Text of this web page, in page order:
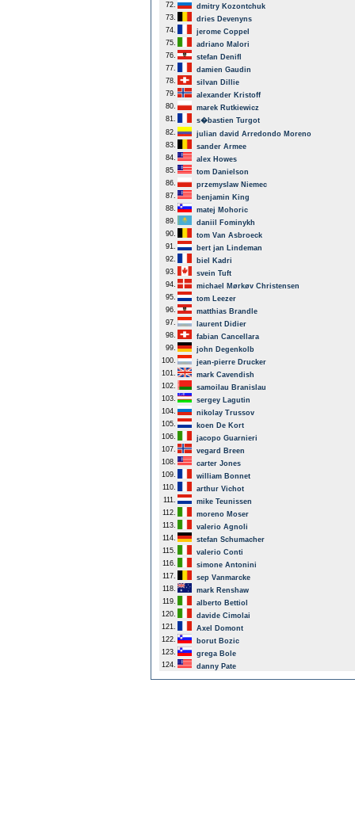
72.
dmitry Kozontchuk
73.
dries Devenyns
74.
jerome Coppel
75.
adriano Malori
76.
stefan Denifl
77.
damien Gaudin
78.
silvan Dillie
79.
alexander Kristoff
80.
marek Rutkiewicz
81.
s�bastien Turgot
82.
julian david Arredondo Moreno
83.
sander Armee
84.
alex Howes
85.
tom Danielson
86.
przemyslaw Niemec
87.
benjamin King
88.
matej Mohoric
89.
daniil Fominykh
90.
tom Van Asbroeck
91.
bert jan Lindeman
92.
biel Kadri
93.
svein Tuft
94.
michael Mørkøv Christensen
95.
tom Leezer
96.
matthias Brandle
97.
laurent Didier
98.
fabian Cancellara
99.
john Degenkolb
100.
jean-pierre Drucker
101.
mark Cavendish
102.
samoilau Branislau
103.
sergey Lagutin
104.
nikolay Trussov
105.
koen De Kort
106.
jacopo Guarnieri
107.
vegard Breen
108.
carter Jones
109.
william Bonnet
110.
arthur Vichot
111.
mike Teunissen
112.
moreno Moser
113.
valerio Agnoli
114.
stefan Schumacher
115.
valerio Conti
116.
simone Antonini
117.
sep Vanmarcke
118.
mark Renshaw
119.
alberto Bettiol
120.
davide Cimolai
121.
Axel Domont
122.
borut Bozic
123.
grega Bole
124.
danny Pate